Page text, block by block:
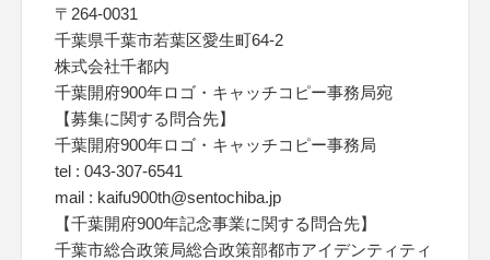
〒264-0031
千葉県千葉市若葉区愛生町64-2
株式会社千都内
千葉開府900年ロゴ・キャッチコピー事務局宛
【募集に関する問合先】
千葉開府900年ロゴ・キャッチコピー事務局
tel : 043-307-6541
mail : kaifu900th@sentochiba.jp
【千葉開府900年記念事業に関する問合先】
千葉市総合政策局総合政策部都市アイデンティティ